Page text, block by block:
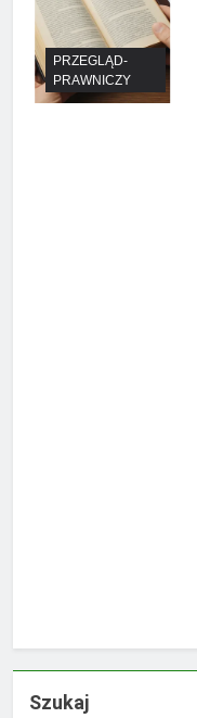
PRZEGLĄD-
PRAWNICZY
Szukaj